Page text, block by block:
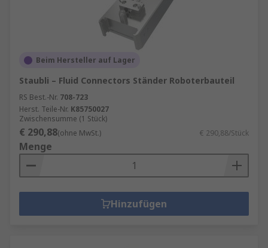
Beim Hersteller auf Lager
Staubli – Fluid Connectors Ständer Roboterbauteil
RS Best.-Nr. 708-723
Herst. Teile-Nr. K85750027
Zwischensumme (1 Stück)
€ 290,88(ohne MwSt.) € 290,88/Stück
Menge
Hinzufügen